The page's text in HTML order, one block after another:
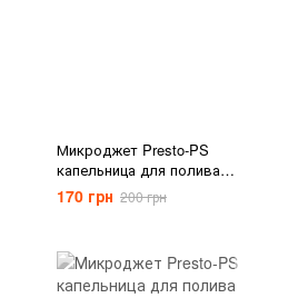
Микроджет Presto-PS
капельница для полива
Крокус 43 л/ч 180°, в упаковке
- 10 шт. (7718)
170 грн 200 грн